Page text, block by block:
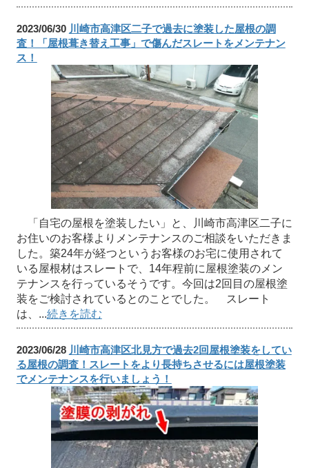
2023/06/30 川崎市高津区二子で過去に塗装した屋根の調
査！「屋根葺き替え工事」で傷んだスレートをメンテナン
ス！
「自宅の屋根を塗装したい」と、川崎市高津区二子に
お住いのお客様よりメンテナンスのご相談をいただきま
した。築24年が経つというお客様のお宅に使用されて
いる屋根材はスレートで、14年程前に屋根塗装のメン
テナンスを行っているそうです。今回は2回目の屋根塗
装をご検討されているとのことでした。 スレート
は、...続きを読む
2023/06/28 川崎市高津区北見方で過去2回屋根塗装をしてい
る屋根の調査！スレートをより長持ちさせるには屋根塗装
でメンテナンスを行いましょう！